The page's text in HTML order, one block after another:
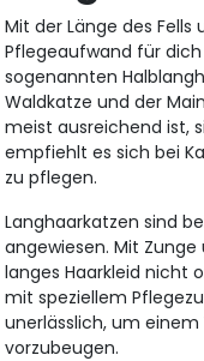
Mit der Länge des
Pflegeaufwand für
sogenannten
Waldkatze und der
meist ausreichend ist,
empfiehlt es sich bei
zu pflegen.
Langhaarkatzen sind
angewiesen. Mit
langes Haarkleid nicht
mit speziellem
unerlässlich, um
vorzubeugen.